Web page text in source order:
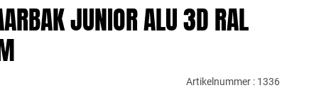
JUNIOR ALU 3D RAL
Artikelnummer : 1336